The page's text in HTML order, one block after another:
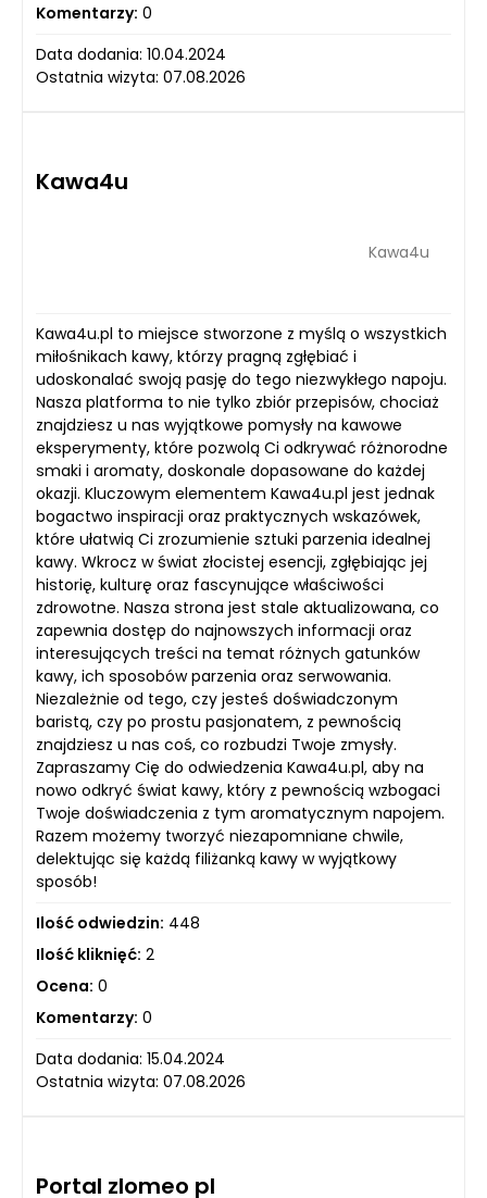
Komentarzy: 0
Data dodania: 10.04.2024
Ostatnia wizyta: 07.08.2026
Kawa4u
Kawa4u
Kawa4u.pl to miejsce stworzone z myślą o wszystkich
miłośnikach kawy, którzy pragną zgłębiać i
udoskonalać swoją pasję do tego niezwykłego napoju.
Nasza platforma to nie tylko zbiór przepisów, chociaż
znajdziesz u nas wyjątkowe pomysły na kawowe
eksperymenty, które pozwolą Ci odkrywać różnorodne
smaki i aromaty, doskonale dopasowane do każdej
okazji. Kluczowym elementem Kawa4u.pl jest jednak
bogactwo inspiracji oraz praktycznych wskazówek,
które ułatwią Ci zrozumienie sztuki parzenia idealnej
kawy. Wkrocz w świat złocistej esencji, zgłębiając jej
historię, kulturę oraz fascynujące właściwości
zdrowotne. Nasza strona jest stale aktualizowana, co
zapewnia dostęp do najnowszych informacji oraz
interesujących treści na temat różnych gatunków
kawy, ich sposobów parzenia oraz serwowania.
Niezależnie od tego, czy jesteś doświadczonym
baristą, czy po prostu pasjonatem, z pewnością
znajdziesz u nas coś, co rozbudzi Twoje zmysły.
Zapraszamy Cię do odwiedzenia Kawa4u.pl, aby na
nowo odkryć świat kawy, który z pewnością wzbogaci
Twoje doświadczenia z tym aromatycznym napojem.
Razem możemy tworzyć niezapomniane chwile,
delektując się każdą filiżanką kawy w wyjątkowy
sposób!
Ilość odwiedzin: 448
Ilość kliknięć: 2
Ocena: 0
Komentarzy: 0
Data dodania: 15.04.2024
Ostatnia wizyta: 07.08.2026
Portal zlomeo pl